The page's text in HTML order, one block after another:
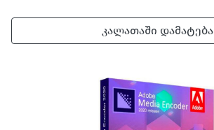
კალათაში დამატება